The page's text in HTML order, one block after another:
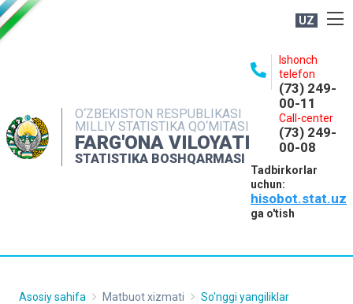
UZ
O‘ZBEKISTON RESPUBLIKASI
MILLIY STATISTIKA QO‘MITASI
FARG'ONA VILOYATI
STATISTIKA BOSHQARMASI
Ishonch
telefon
(73) 249-
00-11
Call-center
(73) 249-
00-08
Tadbirkorlar
uchun:
hisobot.stat.uz
ga o'tish
NASHRLAR
INTERAKTIV XIZMATLAR
MATBUOT XIZMATI
Asosiy sahifa Matbuot xizmati So'nggi yangiliklar